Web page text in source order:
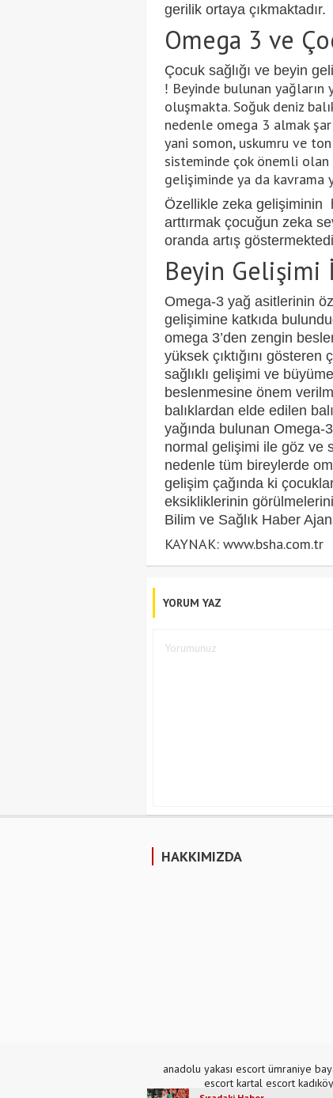
gerilik ortaya çıkmaktadır.
Omega 3 ve
Çocuk sağlığı ve beyin
! Beyinde bulunan yağların
oluşmakta. Soğuk deniz
nedenle omega 3 almak
yani somon, uskumru ve
sisteminde çok önemli olan
gelişiminde ya da kavrama
Özellikle zeka gelişiminin
arttırmak çocuğun zeka
oranda artış
Beyin Gelişimi
Omega-3 yağ asitlerinin ö
gelişimine katkıda
omega 3’den zengin
yüksek çıktığını
sağlıklı gelişimi ve
beslenmesine önem
balıklardan elde edilen
yağında bulunan
normal gelişimi ile göz ve
nedenle tüm bireylerde
gelişim çağında ki
eksikliklerinin
Bilim ve Sağlık Haber
KAYNAK: www.bsha.com.tr
YORUM YAZ
HAKKIMIZDA
anadolu yakası escort ümraniye
escort kartal escort